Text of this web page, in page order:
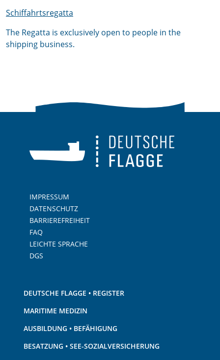
Schiffahrtsregatta
The Regatta is exclusively open to people in the
shipping business.
IMPRESSUM
DATENSCHUTZ
BARRIEREFREIHEIT
FAQ
LEICHTE SPRACHE
DGS
DEUTSCHE FLAGGE • REGISTER
MARITIME MEDIZIN
AUSBILDUNG • BEFÄHIGUNG
BESATZUNG • SEE-SOZIALVERSICHERUNG